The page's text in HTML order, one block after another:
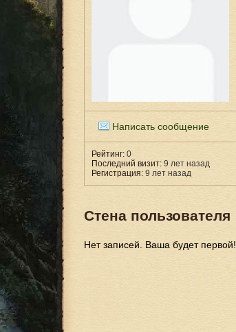
Написать сообщение
Рейтинг: 0
Последний визит: 9 лет назад
Регистрация: 9 лет назад
Стена пользователя
Нет записей. Ваша будет первой!